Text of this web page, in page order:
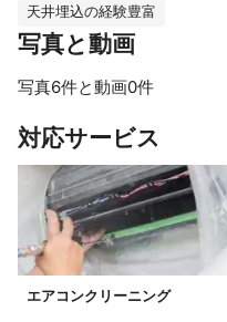
天井埋込の経験豊富
写真と動画
写真6件と動画0件
対応サービス
エアコンクリーニング